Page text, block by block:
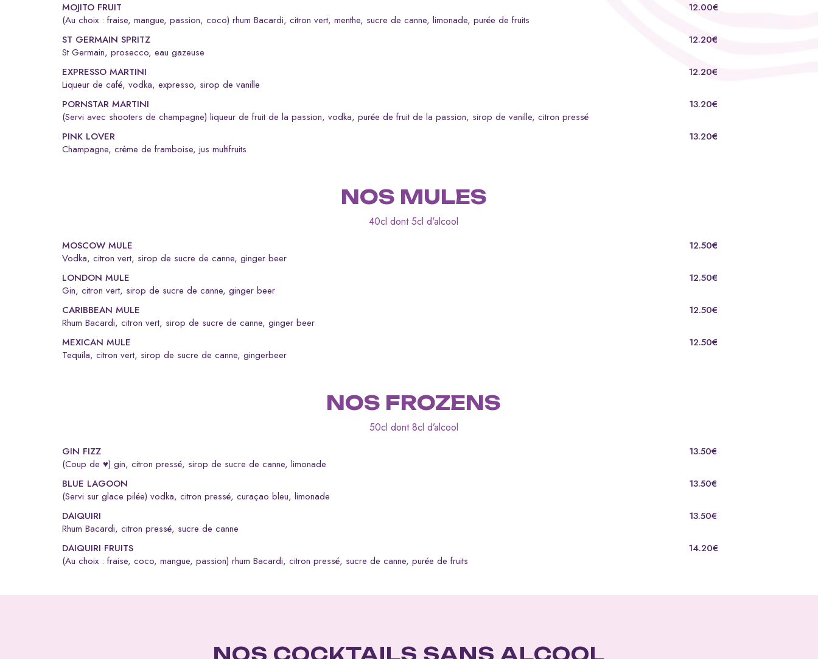
MOJITO FRUIT
(au choix : fraise, mangue, passion, coco) rhum Bacardi, citron vert, menthe, sucre de canne, limonade, purée de fruits
12.00€
ST GERMAIN SPRITZ
St Germain, prosecco, eau gazeuse
12.20€
EXPRESSO MARTINI
liqueur de café, vodka, expresso, sirop de vanille
12.20€
PORNSTAR MARTINI
(servi avec shooters de champagne) liqueur de fruit de la passion, vodka, purée de fruit de la passion, sirop de vanille, citron pressé
13.20€
PINK LOVER
champagne, crème de framboise, jus multifruits
13.20€
NOS MULES
40cl dont 5cl d'alcool
MOSCOW MULE
vodka, citron vert, sirop de sucre de canne, ginger beer
12.50€
LONDON MULE
gin, citron vert, sirop de sucre de canne, ginger beer
12.50€
CARIBBEAN MULE
rhum Bacardi, citron vert, sirop de sucre de canne, ginger beer
12.50€
MEXICAN MULE
tequila, citron vert, sirop de sucre de canne, gingerbeer
12.50€
NOS FROZENS
50cl dont 8cl d’alcool
GIN FIZZ
(Coup de ♥) gin, citron pressé, sirop de sucre de canne, limonade
13.50€
BLUE LAGOON
(servi sur glace pilée) vodka, citron pressé, curaçao bleu, limonade
13.50€
DAIQUIRI
rhum Bacardi, citron pressé, sucre de canne
13.50€
DAIQUIRI FRUITS
(au choix : fraise, coco, mangue, passion) rhum Bacardi, citron pressé, sucre de canne, purée de fruits
14.20€